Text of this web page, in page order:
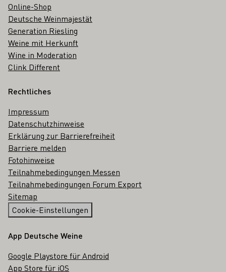
Online-Shop
Deutsche Weinmajestät
Generation Riesling
Weine mit Herkunft
Wine in Moderation
Clink Different
Rechtliches
Impressum
Datenschutzhinweise
Erklärung zur Barrierefreiheit
Barriere melden
Fotohinweise
Teilnahmebedingungen Messen
Teilnahmebedingungen Forum Export
Sitemap
Cookie-Einstellungen
App Deutsche Weine
Google Playstore für Android
App Store für iOS